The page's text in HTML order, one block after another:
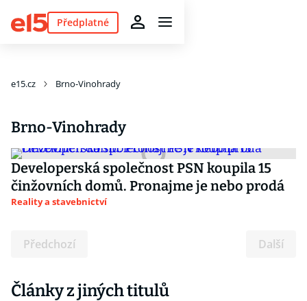
Předplatné
e15.cz Brno-Vinohrady
Brno-Vinohrady
Developerská společnost PSN koupila 15
činžovních domů. Pronajme je nebo prodá
Reality a stavebnictví
Předchozí Další
Články z jiných titulů